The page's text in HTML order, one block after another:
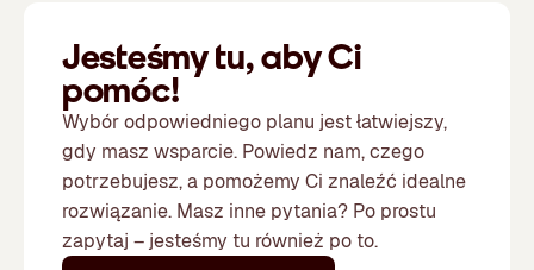
Jesteśmy tu, aby Ci
pomóc!
Wybór odpowiedniego planu jest łatwiejszy,
gdy masz wsparcie. Powiedz nam, czego
potrzebujesz, a pomożemy Ci znaleźć idealne
rozwiązanie. Masz inne pytania? Po prostu
zapytaj – jesteśmy tu również po to.